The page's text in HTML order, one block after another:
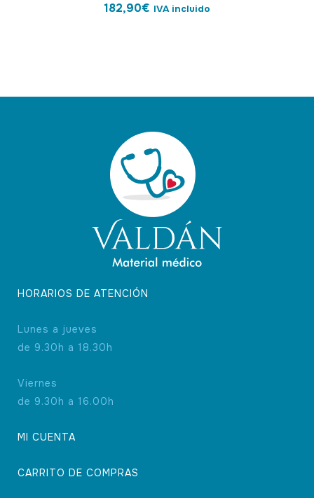
182,90€ IVA incluido
HORARIOS DE ATENCIÓN
Lunes a jueves
de 9.30h a 18.30h
Viernes
de 9.30h a 16.00h
MI CUENTA
CARRITO DE COMPRAS